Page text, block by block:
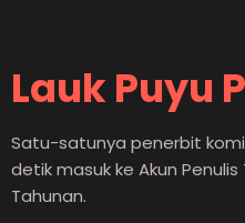
Lauk Puyu
Satu-satunya penerbit
detik masuk ke Akun
Tahunan.